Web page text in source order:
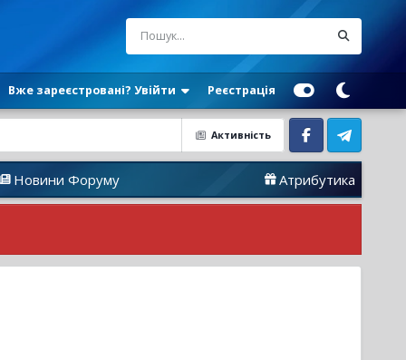
Вже зареєстровані? Увійти Реєстрація
Активність
Facebook Telegram
Атрибутика